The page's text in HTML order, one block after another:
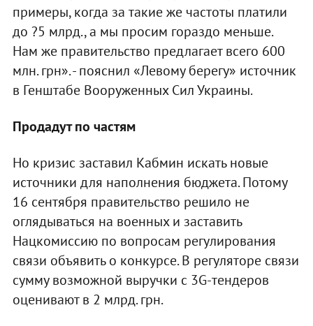
примеры, когда за такие же частоты платили
до ?5 млрд., а мы просим гораздо меньше.
Нам же правительство предлагает всего 600
млн. грн». - пояснил «Левому берегу» источник
в Генштабе Вооруженных Сил Украины.
Продадут по частям
Но кризис заставил Кабмин искать новые
источники для наполнения бюджета. Потому
16 сентября правительство решило не
оглядываться на военных и заставить
Нацкомиссию по вопросам регулирования
связи объявить о конкурсе. В регуляторе связи
сумму возможной выручки с 3G-тендеров
оценивают в 2 млрд. грн.